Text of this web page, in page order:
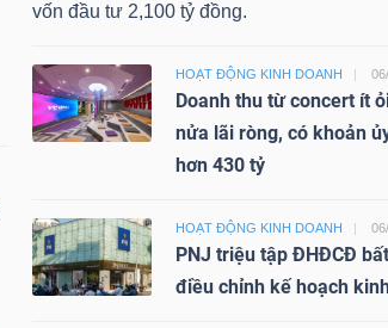
vốn đầu tư 2,100 tỷ đồng.
HOẠT ĐỘNG KINH DOANH
Doanh thu từ concert ít
nửa lãi ròng, có khoản
hơn 430 tỷ
HOẠT ĐỘNG KINH DOANH
PNJ triệu tập ĐHĐCĐ
điều chỉnh kế hoạch